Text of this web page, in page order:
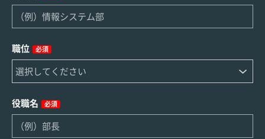
職位 必須
役職名 必須